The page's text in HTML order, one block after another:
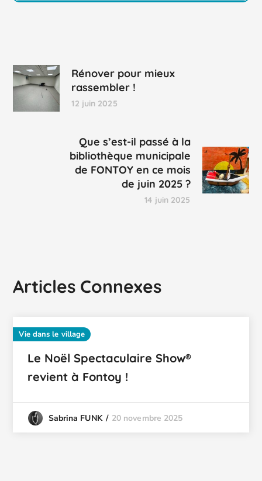
Rénover pour mieux
rassembler !
12 juin 2025
Que s’est-il passé à la
bibliothèque municipale
de FONTOY en ce mois
de juin 2025 ?
14 juin 2025
Articles Connexes
Vie dans le village
Le Noël Spectaculaire Show®
revient à Fontoy !
Sabrina FUNK 20 novembre 2025